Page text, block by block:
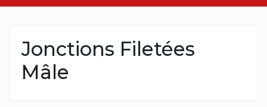
Jonctions Filetées
Mâle